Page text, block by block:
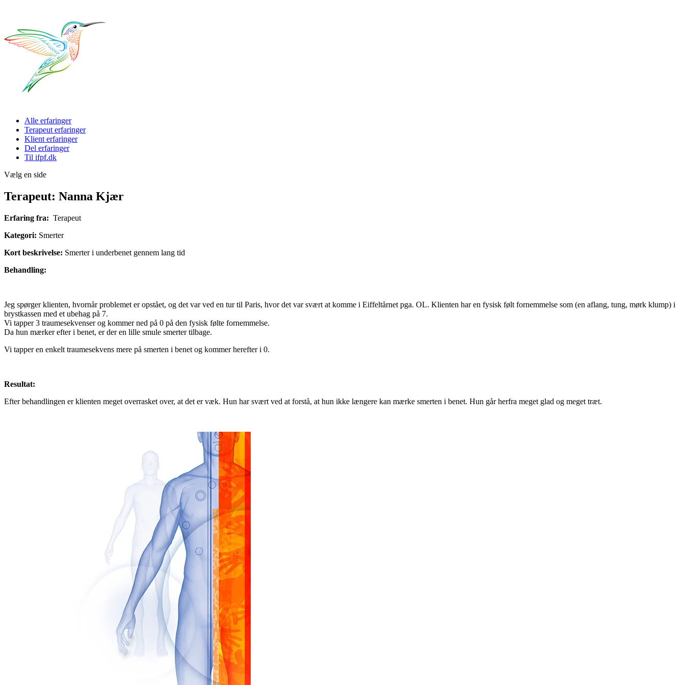
Alle erfaringer
Terapeut erfaringer
Klient erfaringer
Del erfaringer
Til ifpf.dk
Vælg en side
Terapeut: Nanna Kjær
Erfaring fra: Terapeut
Kategori: Smerter
Kort beskrivelse: Smerter i underbenet gennem lang tid
Behandling:
Jeg spørger klienten, hvornår problemet er opstået, og det var ved en tur til Paris, hvor det var svært at komme i Eiffeltårnet pga. OL. Klienten har en fysisk følt fornemmelse som (en aflang, tung, mørk klump) i
brystkassen med et ubehag på 7.
Vi tapper 3 traumesekvenser og kommer ned på 0 på den fysisk følte fornemmelse.
Da hun mærker efter i benet, er der en lille smule smerter tilbage.
Vi tapper en enkelt traumesekvens mere på smerten i benet og kommer herefter i 0.
Resultat:
Efter behandlingen er klienten meget overrasket over, at det er væk. Hun har svært ved at forstå, at hun ikke længere kan mærke smerten i benet. Hun går herfra meget glad og meget træt.